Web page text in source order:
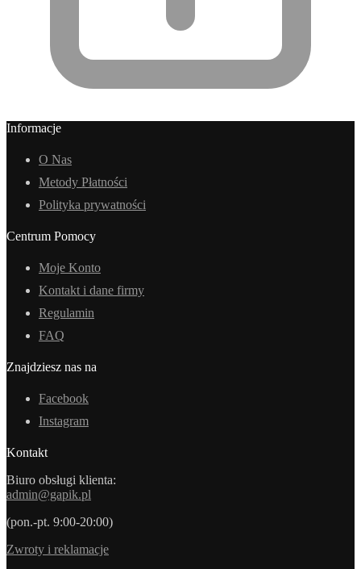
Informacje
O Nas
Metody Płatności
Polityka prywatności
Centrum Pomocy
Moje Konto
Kontakt i dane firmy
Regulamin
FAQ
Znajdziesz nas na
Facebook
Instagram
Kontakt
Biuro obsługi klienta:
admin@gapik.pl
(pon.-pt. 9:00-20:00)
Zwroty i reklamacje